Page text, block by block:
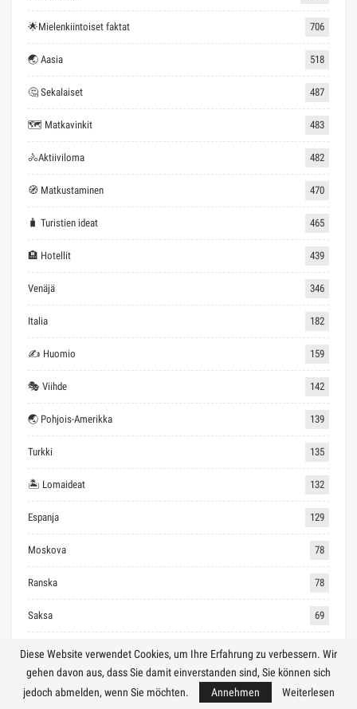
🌟Mielenkiintoiset faktat 706
🌏 Aasia 518
🤔 Sekalaiset 487
🗺 Matkavinkit 483
🚴Aktiiviloma 482
🧭 Matkustaminen 470
🧳 Turistien ideat 465
🏨 Hotellit 439
Venäjä 346
Italia 182
✍ Huomio 159
🎭 Viihde 142
🌏 Pohjois-Amerikka 139
Turkki 135
🏝 Lomaideat 132
Espanja 129
Moskova 78
Ranska 78
Saksa 69
🏖 Edullinen loma 68
Kreikka
Diese Website verwendet Cookies, um Ihre Erfahrung zu verbessern. Wir
gehen davon aus, dass Sie damit einverstanden sind, Sie können sich
jedoch abmelden, wenn Sie möchten.
Annehmen Weiterlesen